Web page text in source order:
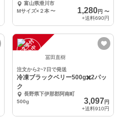
富山県滑川市
Mサイズ×２本 〜 1,280円 〜
+送料690円
注
文
受
付
停
止
中 冨田直樹
注文から2~7日で発送
冷凍ブラックベリー500g✖️2パッ
ク
長野県下伊那郡阿南町
500g
3,097円
+送料910円